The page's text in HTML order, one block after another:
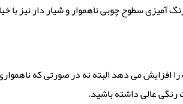
آمیزی سطوح چوبی ناهموار و شیار دار نیز با
می دهد البته نه در صورتی که
عالی داشته باشید.